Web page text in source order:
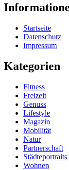
Startseite
Datenschutz
Impressum
Kategorien
Fitness
Freizeit
Genuss
Lifestyle
Magazin
Mobilität
Natur
Partnerschaft
Städteportraits
Wohnen